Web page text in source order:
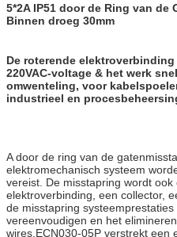
5*2A IP51 door de Ring van de
Binnen droeg 30mm
De roterende
220VAC-voltage & het werk
omwenteling, voor
industrieel en
A door de ring van de
elektromechanisch systeem
vereist. De misstapring wordt
elektroverbinding, een collector,
de misstapring
vereenvoudigen en het
wires.ECN030-05P verstrekt een